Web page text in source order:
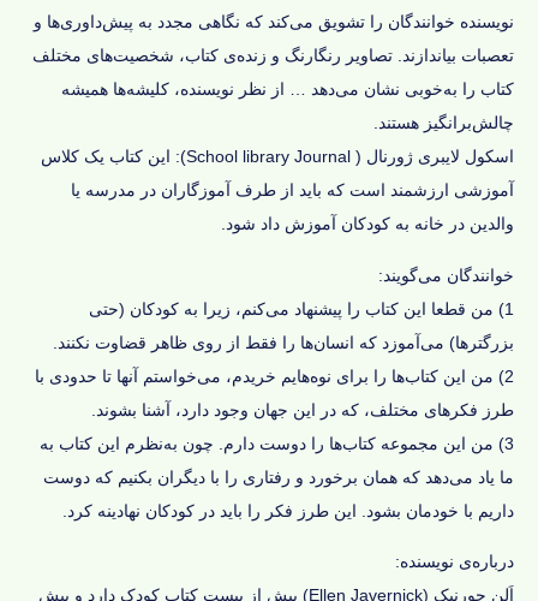
نویسنده خوانندگان را تشویق می‌کند که نگاهی مجدد به ‌پیش‌داوری‌ها و
تعصبات بیاندازند. تصاویر رنگارنگ و زنده‌ی کتاب، شخصیت‌های مختلف
کتاب را به‌خوبی نشان می‌دهد … از نظر نویسنده، کلیشه‌ها همیشه
چالش‌برانگیز هستند.
اسکول لایبری ژورنال ( School library Journal):
این کتاب یک کلاس
آموزشی ارزشمند است که باید از طرف آموزگاران در مدرسه یا
والدین در خانه به کودکان آموزش داد شود.
خوانندگان می‌گویند:
1) من قطعا این کتاب را پیشنهاد می‌کنم، زیرا به کودکان (حتی
بزرگترها) می‌آموزد که انسان‌ها را فقط از روی ظاهر قضاوت نکنند.
2) من این کتاب‌ها را برای نوه‌هایم خریدم، می‌خواستم آنها تا حدودی با
طرز فکرهای مختلف، که در این جهان وجود دارد، آشنا بشوند.
3) من این مجموعه کتاب‌ها را دوست دارم. چون به‌نظرم این کتاب به
ما یاد می‌دهد که همان‌ برخورد و رفتاری را با دیگران بکنیم که دوست
داریم با خودمان بشود. این طرز فکر را باید در کودکان نهادینه کرد.
درباره‌ی نویسنده:
اَلِن جورنیک (Ellen Javernick)
بیش از بیست کتاب کودک دارد و بیش